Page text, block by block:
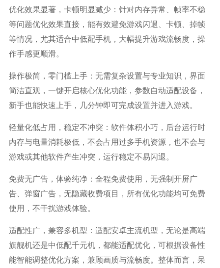
优化效果显著，卡顿明显减少：针对内存异常、帧率不稳
等问题优化效果直接，能有效避免游戏闪退、卡顿、掉帧
等情况，尤其适合中低配手机，大幅提升游戏流畅度，操
作手感更顺滑。
操作极简，零门槛上手：无需复杂设置与专业知识，界面
简洁直观，一键开启核心优化功能，参数自动适配设备，
新手也能快速上手，几分钟即可完成设置并进入游戏。
轻量化低占用，稳定不冲突：软件体积小巧，后台运行时
内存与电量消耗极低，不会占用过多手机资源，也不会与
游戏或其他软件产生冲突，运行稳定不易闪退。
免费无广告，体验纯净：全程免费使用，无强制开屏广
告、弹窗广告，无隐藏收费项目，所有优化功能均可免费
使用，不干扰游戏体验。
适配性广，兼容多机型：适配安卓主流机型，无论是高端
旗舰机还是中低配千元机，都能适配优化，可根据设备性
能智能调整优化方案，兼顾画质与流畅度。整体而言，呆